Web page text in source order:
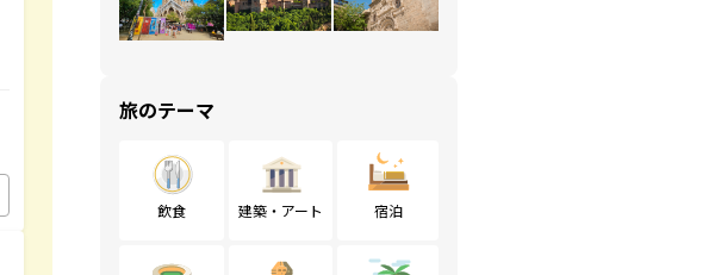
旅のテーマ
飲食 建築・アート 宿泊